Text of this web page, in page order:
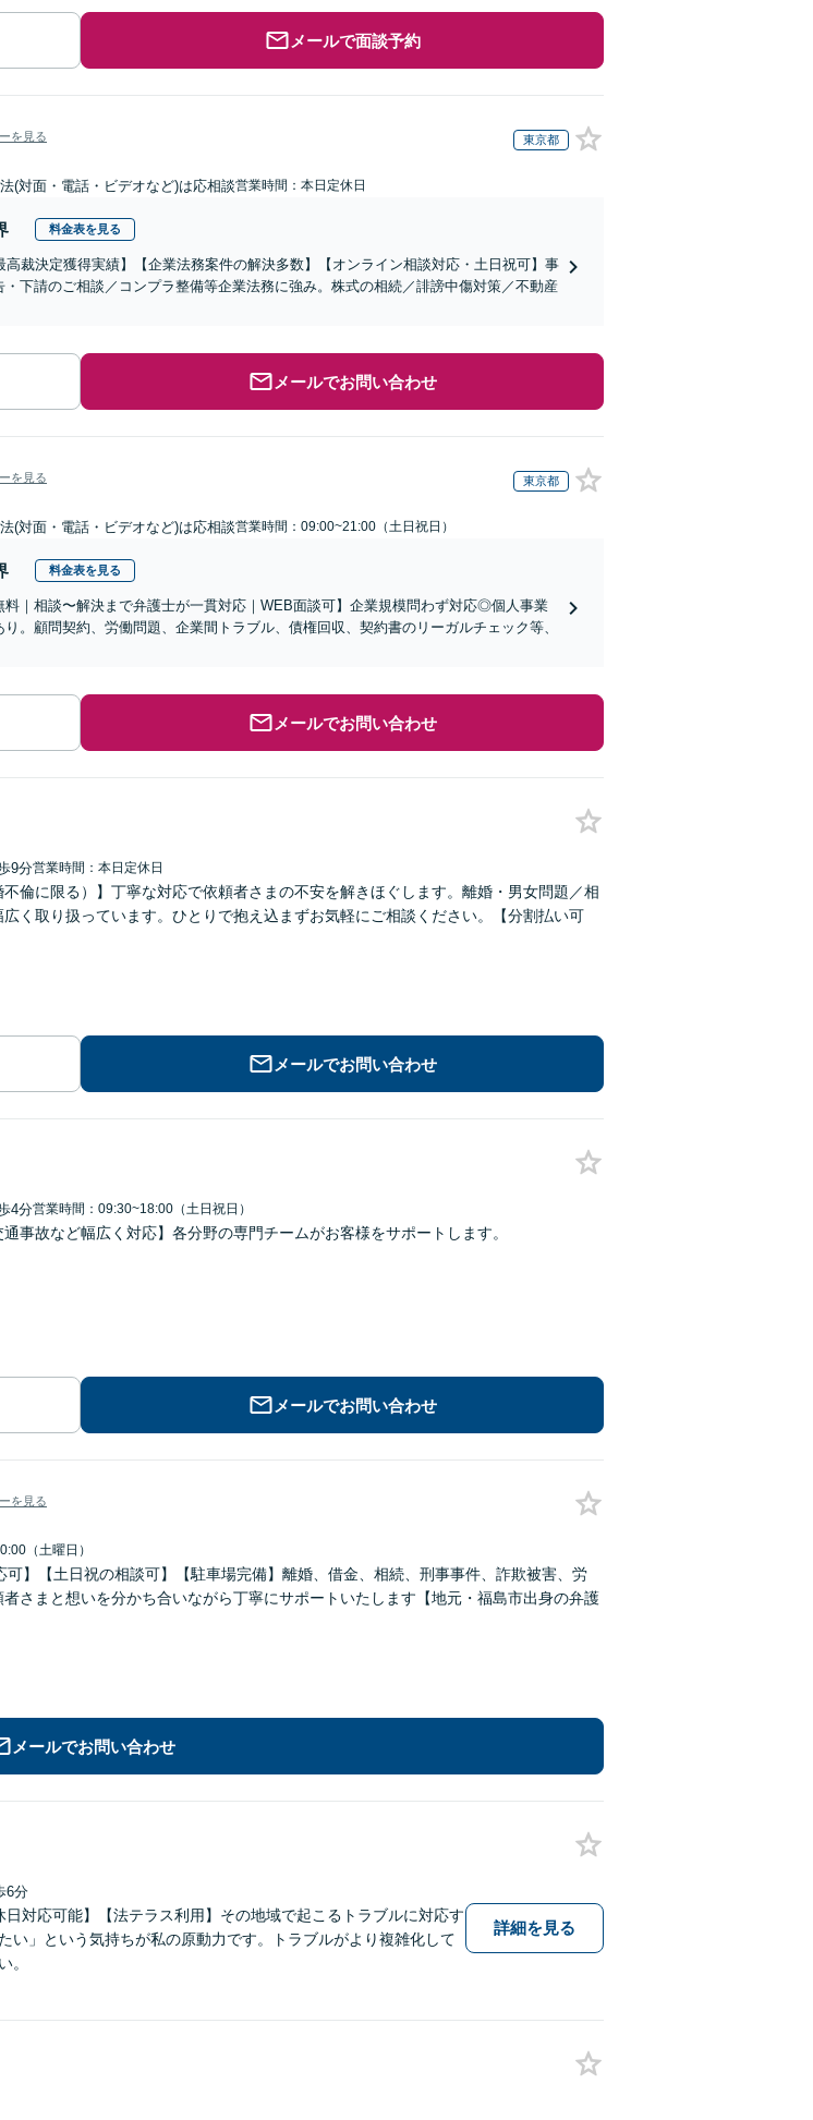
メールで面談予約
を見る 東京都
(対面・電話・ビデオなど)は応相談営業時間：本日定休日
料金表を見る
高裁決定獲得実績】【企業法務案件の解決多数】【オンライン相談対応・土日祝可】事
下請のご相談／コンプラ整備等企業法務に強み。株式の相続／誹謗中傷対策／不動産
メールでお問い合わせ
を見る 東京都
(対面・電話・ビデオなど)は応相談営業時間：09:00~21:00（土日祝日）
料金表を見る
料｜相談〜解決まで弁護士が一貫対応｜WEB面談可】企業規模問わず対応◎個人事業
。顧問契約、労働問題、企業間トラブル、債権回収、契約書のリーガルチェック等、
メールでお問い合わせ
9分営業時間：本日定休日
不倫に限る）】丁寧な対応で依頼者さまの不安を解きほぐします。離婚・男女問題／相
く取り扱っています。ひとりで抱え込まずお気軽にご相談ください。【分割払い可
メールでお問い合わせ
4分営業時間：09:30~18:00（土日祝日）
事故など幅広く対応】各分野の専門チームがお客様をサポートします。
メールでお問い合わせ
を見る
（土曜日）
可】【土日祝の相談可】【駐車場完備】離婚、借金、相続、刑事事件、詐欺被害、労
さまと想いを分かち合いながら丁寧にサポートいたします【地元・福島市出身の弁護
メールでお問い合わせ
6分
日対応可能】【法テラス利用】その地域で起こるトラブルに対応す
い」という気持ちが私の原動力です。トラブルがより複雑化して
。
詳細を見る